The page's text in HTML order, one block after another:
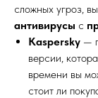
сложных угроз,
антивирусы с
Kaspersky —
версии,
времени вы
стоит ли